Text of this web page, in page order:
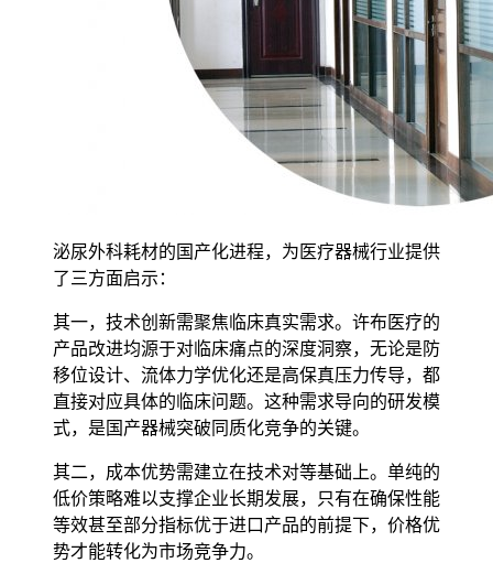
泌尿外科耗材的国产化进程，为医疗器械行业提供
了三方面启示：
其一，技术创新需聚焦临床真实需求。许布医疗的
产品改进均源于对临床痛点的深度洞察，无论是防
移位设计、流体力学优化还是高保真压力传导，都
直接对应具体的临床问题。这种需求导向的研发模
式，是国产器械突破同质化竞争的关键。
其二，成本优势需建立在技术对等基础上。单纯的
低价策略难以支撑企业长期发展，只有在确保性能
等效甚至部分指标优于进口产品的前提下，价格优
势才能转化为市场竞争力。